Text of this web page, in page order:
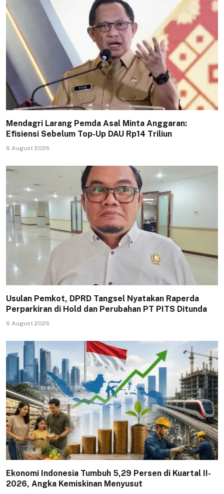
Mendagri Larang Pemda Asal Minta Anggaran:
Efisiensi Sebelum Top-Up DAU Rp14 Triliun
6 August 2026
Usulan Pemkot, DPRD Tangsel Nyatakan Raperda
Perparkiran di Hold dan Perubahan PT PITS Ditunda
6 August 2026
Ekonomi Indonesia Tumbuh 5,29 Persen di Kuartal II-
2026, Angka Kemiskinan Menyusut